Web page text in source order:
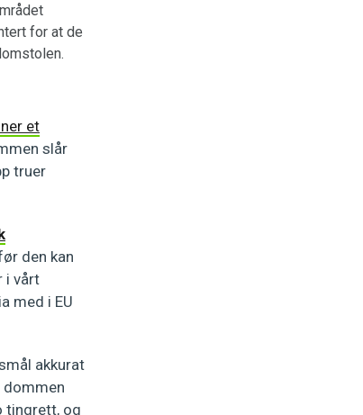
for at de
et
slår
truer
den kan
i vårt
med i EU
akkurat
dommen
tingrett, og